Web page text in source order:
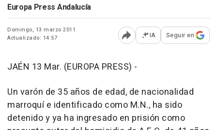
Europa Press Andalucía
Domingo, 13 marzo 2011
Actualizado: 14:57
Abrir opciones para
IA Seguir en
JAÉN 13 Mar. (EUROPA PRESS) -
Un varón de 35 años de edad, de nacionalidad
marroquí e identificado como M.N., ha sido
detenido y ya ha ingresado en prisión como